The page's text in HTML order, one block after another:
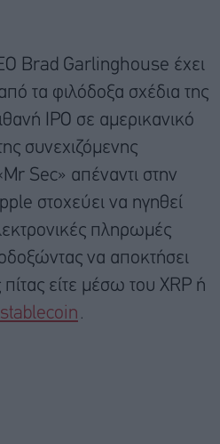
Brad Garlinghouse έχει
τα φιλόδοξα σχέδια της
IPO σε αμερικανικό
συνεχιζόμενης
Sec» απέναντι στην
στοχεύει να ηγηθεί
πληρωμές
να αποκτήσει
πίτας είτε μέσω του XRP ή
stablecoin .